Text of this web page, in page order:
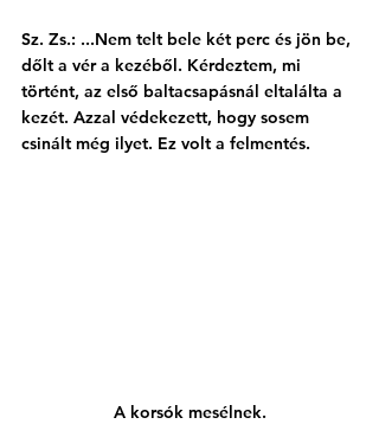
Sz. Zs.: ...Nem telt bele két perc és jön be,
dőlt a vér a kezéből. Kérdeztem, mi
történt, az első baltacsapásnál eltalálta a
kezét. Azzal védekezett, hogy sosem
csinált még ilyet. Ez volt a felmentés.
A korsók mesélnek.